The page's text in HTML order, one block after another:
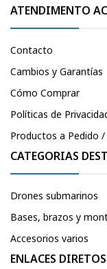
ATENDIMENTO
Contacto
Cambios y Garantías
Cómo Comprar
Políticas de
Productos a Pedido
CATEGORIAS
Drones submarinos
Bases, brazos y
Accesorios varios
ENLACES DIRETOS